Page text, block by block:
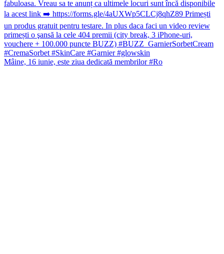
Mâine, 16 iunie, este ziua dedicată membrilor #Ro